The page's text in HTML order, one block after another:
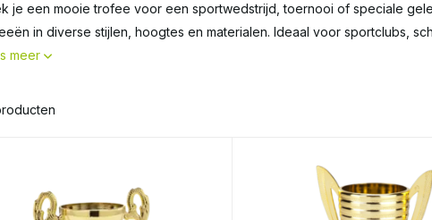
je een mooie trofee voor een sportwedstrijd, toernooi of speciale
in diverse stijlen, hoogtes en materialen. Ideaal voor sportclubs,
meer